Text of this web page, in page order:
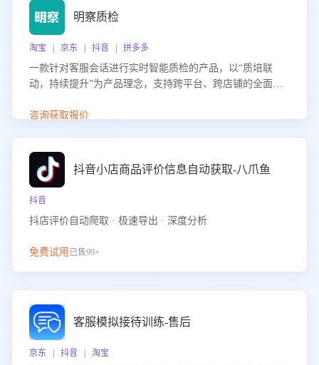
明察质检
淘宝 | 京东 | 抖音 | 拼多多
一款针对客服会话进行实时智能质检的产品，以“质培联
动，持续提升”为产品理念，支持跨平台、跨店铺的全面、
升客服团队的销服能力。
咨询获取报价
抖音小店商品评价信息自动获取-八爪鱼
抖音
抖店评价自动爬取 · 极速导出 · 深度分析
免费试用 已售99+
客服模拟接待训练-售后
京东 | 抖音 | 淘宝